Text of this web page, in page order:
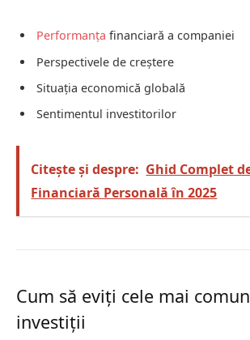
Performanța financiară a companiei
Perspectivele de creștere
Situația economică globală
Sentimentul investitorilor
Citește și despre: Ghid Complet
Financiară Personală în 2025
Cum să eviți cele mai
investiții